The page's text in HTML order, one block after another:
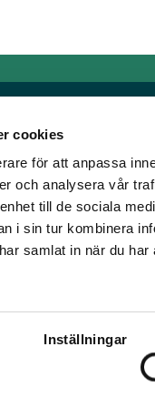
cookies
för att anpassa
och analysera vår
till de sociala
i sin tur kombinera
samlat in när du har
Inställningar
älskar trav!
vi skapat en